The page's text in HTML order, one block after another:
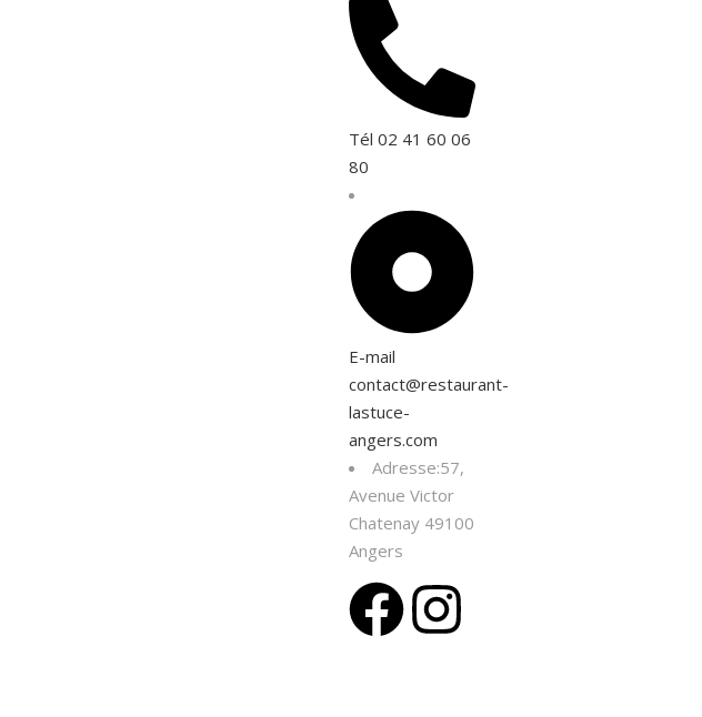
Tél 02 41 60 06
80
E-mail
contact@restaurant-
lastuce-
angers.com
Adresse:57,
Avenue Victor
Chatenay 49100
Angers